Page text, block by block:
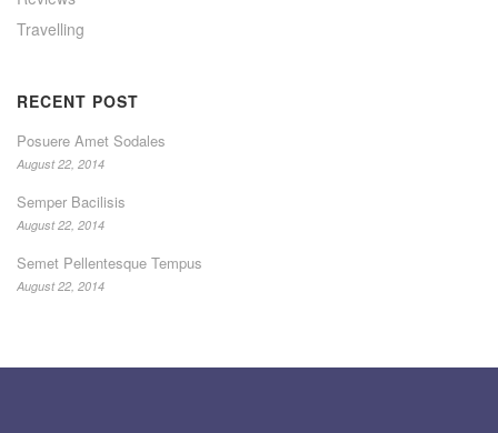
Travelling
RECENT POST
Posuere Amet Sodales
August 22, 2014
Semper Bacilisis
August 22, 2014
Semet Pellentesque Tempus
August 22, 2014